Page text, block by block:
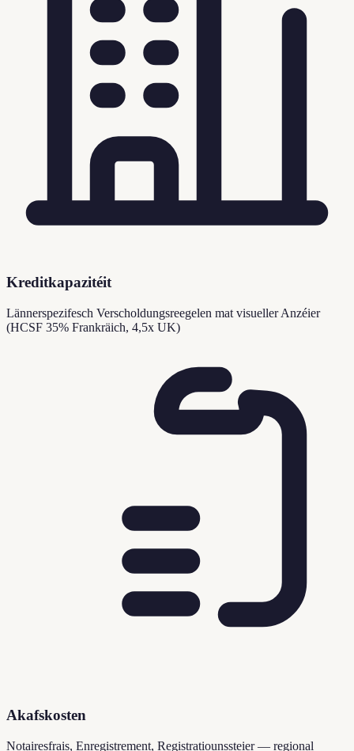
Kreditkapazitéit
Lännerspezifesch Verscholdungsreegelen mat visueller Anzéier
(HCSF 35% Frankräich, 4,5x UK)
Akafskosten
Notairesfrais, Enregistrement, Registratiounssteier — regional